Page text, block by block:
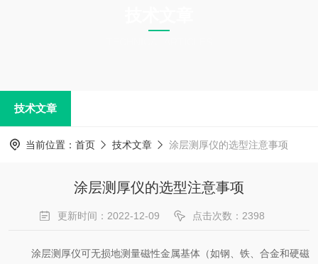
技术文章
当前位置： 首页 技术文章 涂层测厚仪的选型注意事项
涂层测厚仪的选型注意事项
更新时间：2022-12-09 点击次数：2398
涂层测厚仪可无损地测量磁性金属基体（如钢、铁、合金和硬磁